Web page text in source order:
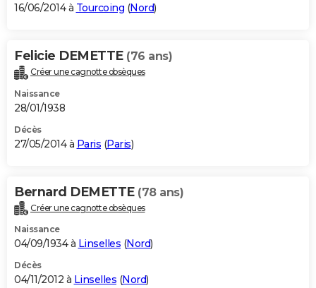
16/06/2014 à Tourcoing (Nord)
Felicie DEMETTE (76 ans)
Créer une cagnotte obsèques
Naissance
28/01/1938
Décès
27/05/2014 à Paris (Paris)
Bernard DEMETTE (78 ans)
Créer une cagnotte obsèques
Naissance
04/09/1934 à Linselles (Nord)
Décès
04/11/2012 à Linselles (Nord)